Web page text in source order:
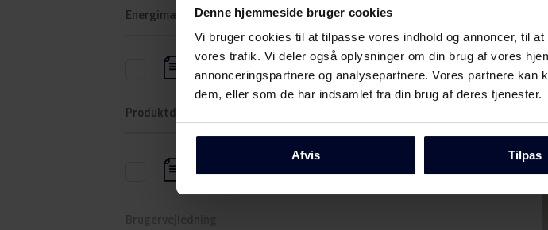
Denne hjemmeside bruger cookies
Vi bruger cookies til at tilpasse vores indhold og annoncer, til
vores trafik. Vi deler også oplysninger om din brug af vores
annonceringspartnere og analysepartnere. Vores partnere
dem, eller som de har indsamlet fra din brug af deres tjenester.
Afvis Tilpas
Energimærkning
Energilabel Download
Produktdatablad
Produktinformation
(DK,EN,FI,SV,NO)
Download